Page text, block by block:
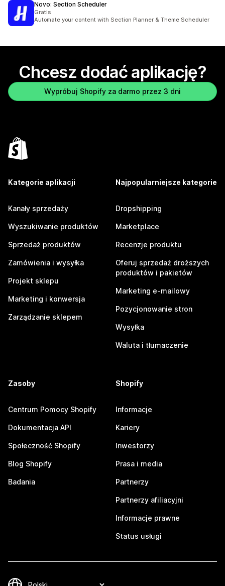
Novo: Section Scheduler
Gratis
Automate your content with Section Planner & Theme Scheduler
Chcesz dodać aplikację?
Wypróbuj Shopify za darmo przez 3 dni
Kategorie aplikacji
Kanały sprzedaży
Wyszukiwanie produktów
Sprzedaż produktów
Zamówienia i wysyłka
Projekt sklepu
Marketing i konwersja
Zarządzanie sklepem
Najpopularniejsze kategorie
Dropshipping
Marketplace
Recenzje produktu
Oferuj sprzedaż droższych
produktów i pakietów
Marketing e-mailowy
Pozycjonowanie stron
Wysyłka
Waluta i tłumaczenie
Zasoby
Centrum Pomocy Shopify
Dokumentacja API
Społeczność Shopify
Blog Shopify
Badania
Shopify
Informacje
Kariery
Inwestorzy
Prasa i media
Partnerzy
Partnerzy afiliacyjni
Informacje prawne
Status usługi